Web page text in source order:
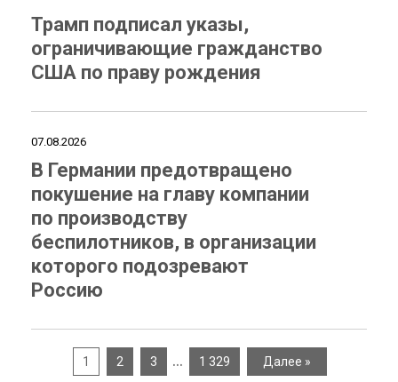
Трамп подписал указы,
ограничивающие гражданство
США по праву рождения
07.08.2026
В Германии предотвращено
покушение на главу компании
по производству
беспилотников, в организации
которого подозревают
Россию
1 2 3 … 1 329 Далее »